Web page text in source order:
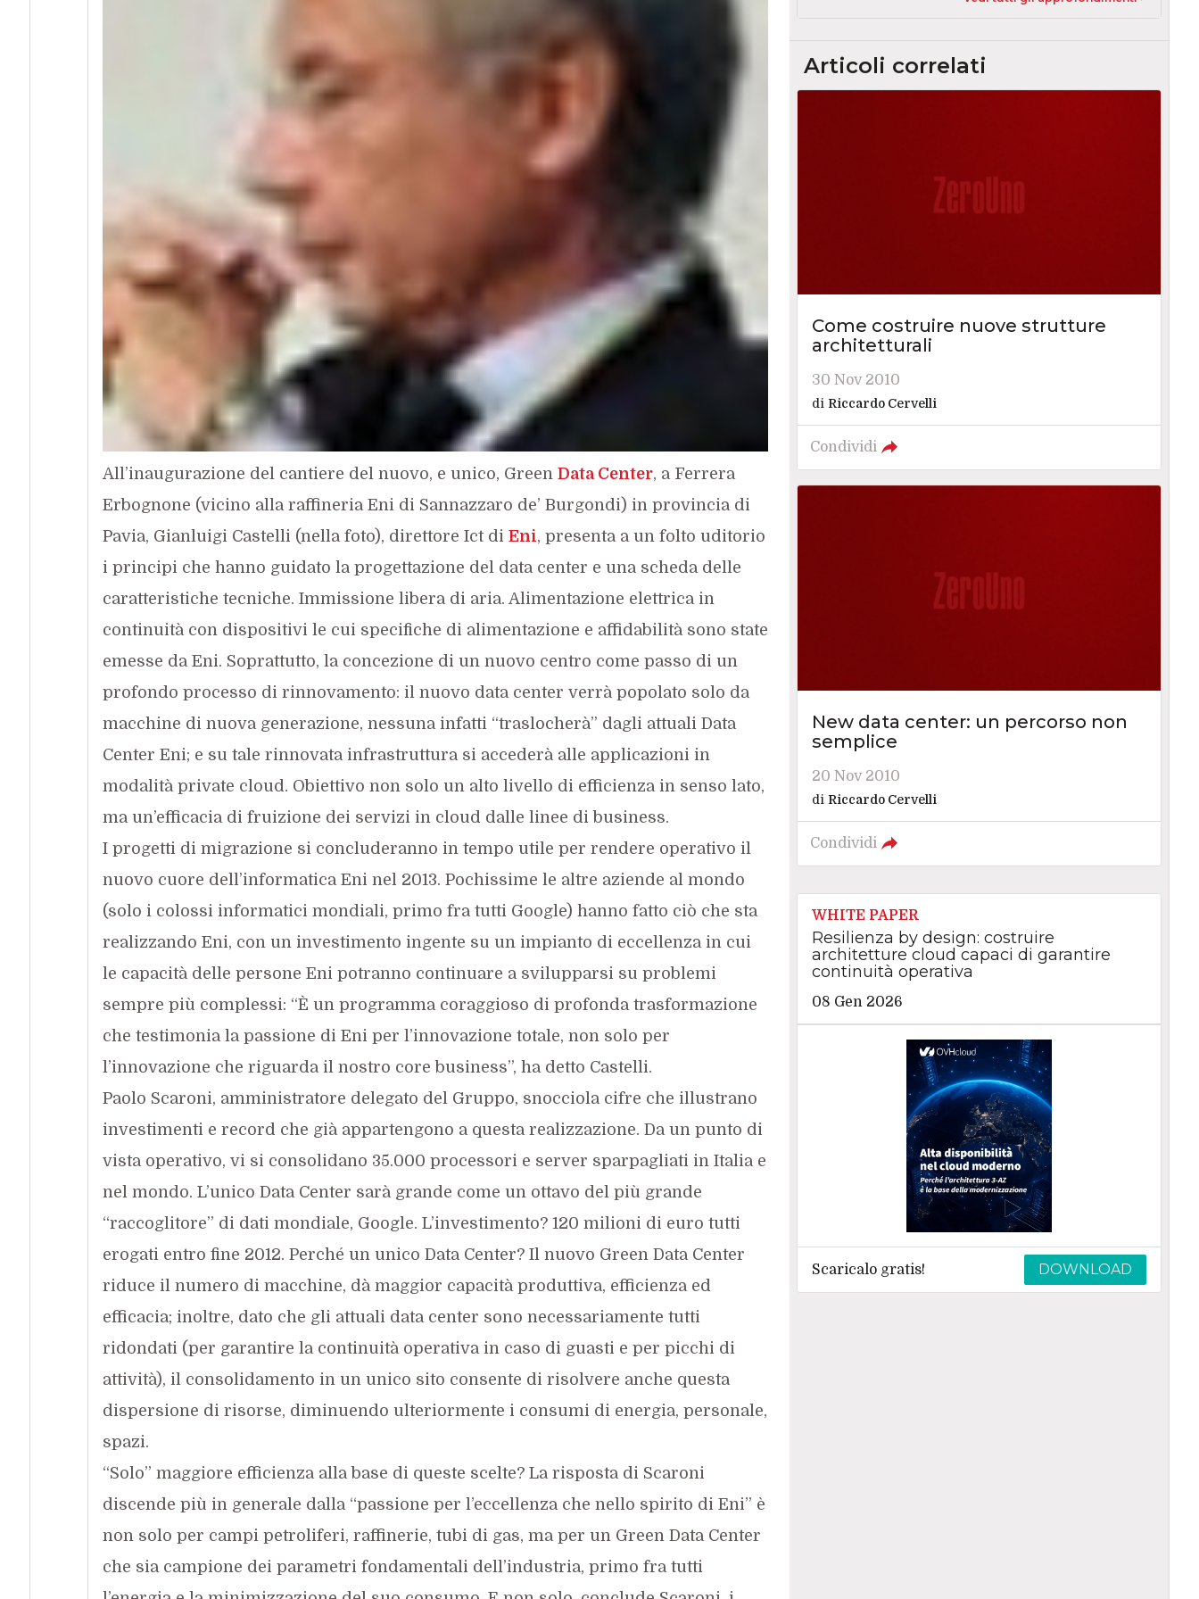
All’inaugurazione del cantiere del nuovo, e unico, Green Data Center, a Ferrera
Erbognone (vicino alla raffineria Eni di Sannazzaro de’ Burgondi) in provincia di
Pavia, Gianluigi Castelli (nella foto), direttore Ict di Eni, presenta a un folto uditorio
i principi che hanno guidato la progettazione del data center e una scheda delle
caratteristiche tecniche. Immissione libera di aria. Alimentazione elettrica in
continuità con dispositivi le cui specifiche di alimentazione e affidabilità sono state
emesse da Eni. Soprattutto, la concezione di un nuovo centro come passo di un
profondo processo di rinnovamento: il nuovo data center verrà popolato solo da
macchine di nuova generazione, nessuna infatti “traslocherà” dagli attuali Data
Center Eni; e su tale rinnovata infrastruttura si accederà alle applicazioni in
modalità private cloud. Obiettivo non solo un alto livello di efficienza in senso lato,
ma un’efficacia di fruizione dei servizi in cloud dalle linee di business.
I progetti di migrazione si concluderanno in tempo utile per rendere operativo il
nuovo cuore dell’informatica Eni nel 2013. Pochissime le altre aziende al mondo
(solo i colossi informatici mondiali, primo fra tutti Google) hanno fatto ciò che sta
realizzando Eni, con un investimento ingente su un impianto di eccellenza in cui
le capacità delle persone Eni potranno continuare a svilupparsi su problemi
sempre più complessi: “È un programma coraggioso di profonda trasformazione
che testimonia la passione di Eni per l’innovazione totale, non solo per
l’innovazione che riguarda il nostro core business”, ha detto Castelli.
Paolo Scaroni, amministratore delegato del Gruppo, snocciola cifre che illustrano
investimenti e record che già appartengono a questa realizzazione. Da un punto di
vista operativo, vi si consolidano 35.000 processori e server sparpagliati in Italia e
nel mondo. L’unico Data Center sarà grande come un ottavo del più grande
“raccoglitore” di dati mondiale, Google. L’investimento? 120 milioni di euro tutti
erogati entro fine 2012. Perché un unico Data Center? Il nuovo Green Data Center
riduce il numero di macchine, dà maggior capacità produttiva, efficienza ed
efficacia; inoltre, dato che gli attuali data center sono necessariamente tutti
ridondati (per garantire la continuità operativa in caso di guasti e per picchi di
attività), il consolidamento in un unico sito consente di risolvere anche questa
dispersione di risorse, diminuendo ulteriormente i consumi di energia, personale,
spazi.
“Solo” maggiore efficienza alla base di queste scelte? La risposta di Scaroni
discende più in generale dalla “passione per l’eccellenza che nello spirito di Eni” è
non solo per campi petroliferi, raffinerie, tubi di gas, ma per un Green Data Center
che sia campione dei parametri fondamentali dell’industria, primo fra tutti
Articoli correlati
Come costruire nuove strutture
architetturali
30 Nov 2010
di Riccardo Cervelli
Condividi
New data center: un percorso non
semplice
20 Nov 2010
di Riccardo Cervelli
Condividi
WHITE PAPER
Resilienza by design: costruire
architetture cloud capaci di garantire
continuità operativa
08 Gen 2026
Scaricalo gratis! DOWNLOAD